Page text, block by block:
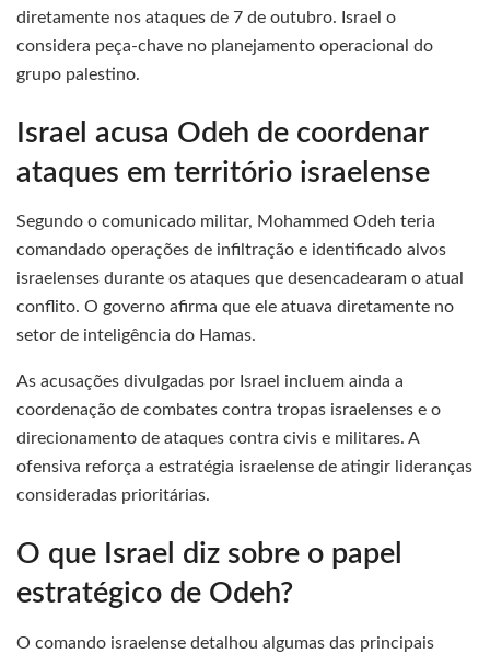
diretamente nos ataques de 7 de outubro. Israel o
considera peça-chave no planejamento operacional do
grupo palestino.
Israel acusa Odeh de coordenar
ataques em território israelense
Segundo o comunicado militar, Mohammed Odeh teria
comandado operações de infiltração e identificado alvos
israelenses durante os ataques que desencadearam o atual
conflito. O governo afirma que ele atuava diretamente no
setor de inteligência do Hamas.
As acusações divulgadas por Israel incluem ainda a
coordenação de combates contra tropas israelenses e o
direcionamento de ataques contra civis e militares. A
ofensiva reforça a estratégia israelense de atingir lideranças
consideradas prioritárias.
O que Israel diz sobre o papel
estratégico de Odeh?
O comando israelense detalhou algumas das principais